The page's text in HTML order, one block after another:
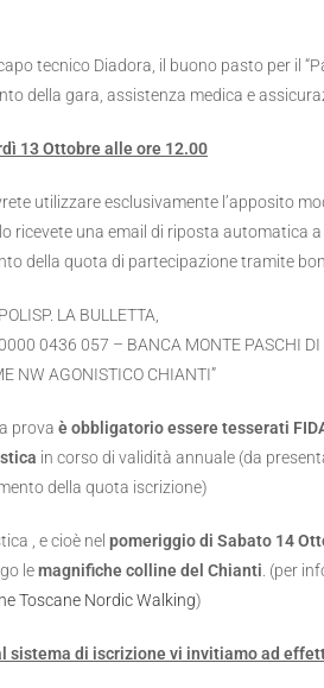
tecnico Diadora, il buono pasto per il
della gara, assistenza medica e
13 Ottobre alle ore 12.00
utilizzare esclusivamente l’apposito
ricevete una email di riposta automatica
della quota di partecipazione tramite
LA BULLETTA,
0436 057 – BANCA MONTE PASCHI
NW AGONISTICO CHIANTI”
prova è obbligatorio essere tesserati
in corso di validità annuale (da
della quota iscrizione)
, e cioè nel pomeriggio di Sabato 14
lemagnifiche colline del Chianti . (per
Toscane Nordic Walking)
sistema di iscrizione vi invitiamo ad